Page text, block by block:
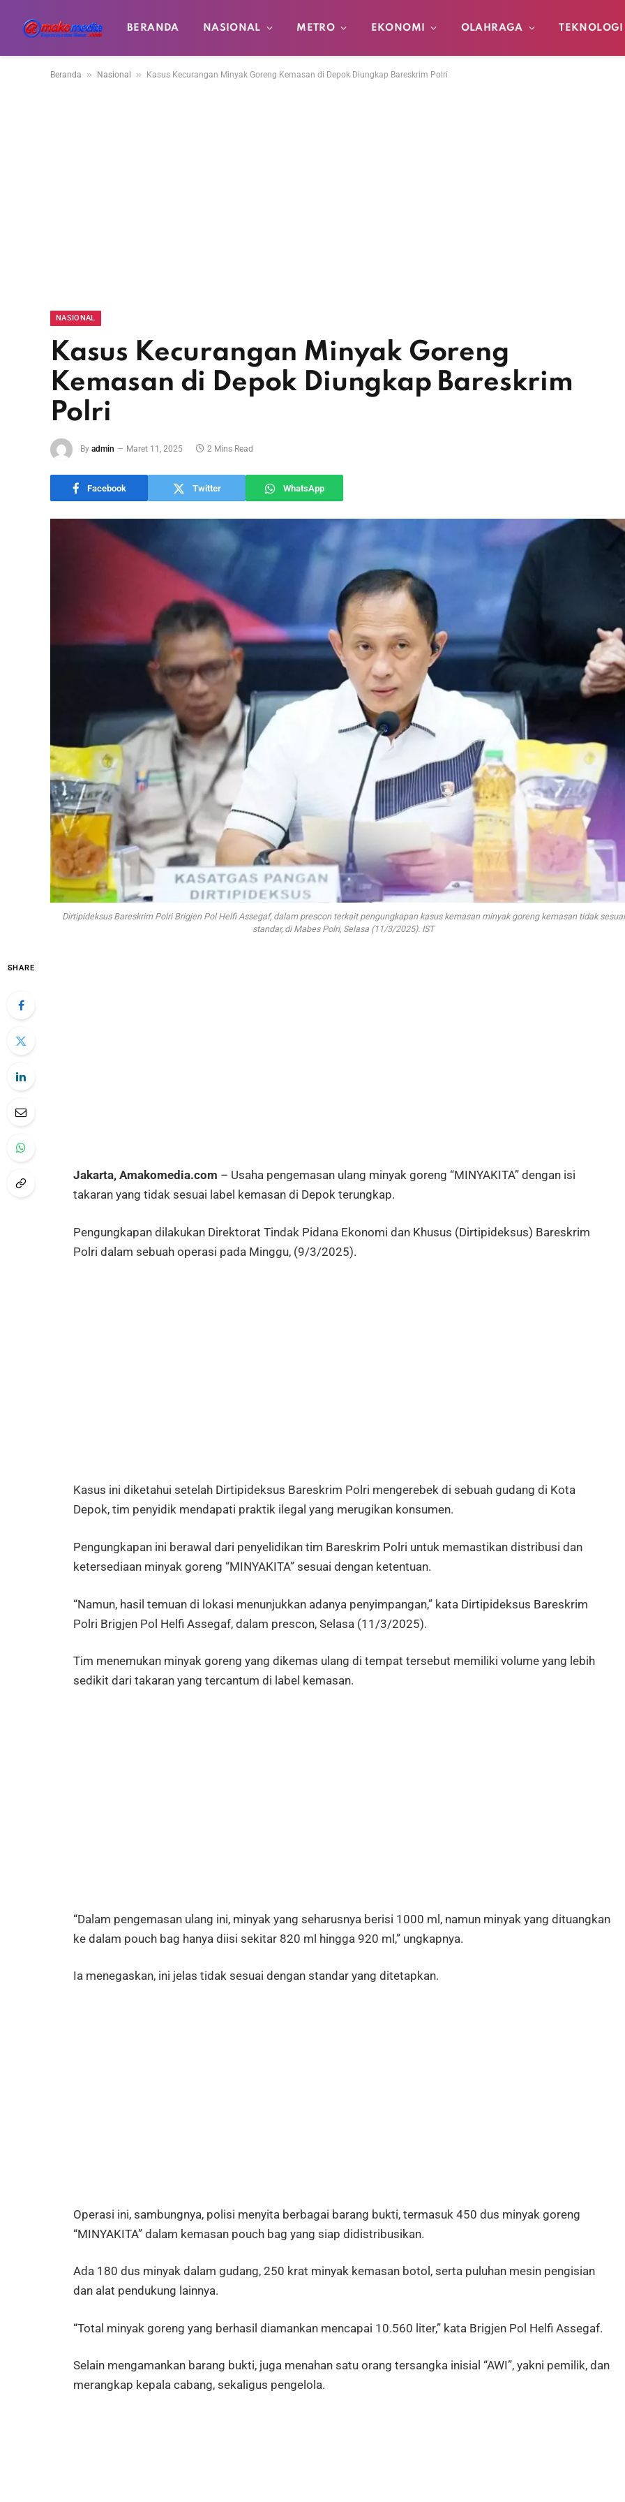
BERANDA NASIONAL METRO EKONOMI OLAHRAGA TEKNOLOGI
Beranda » Nasional » Kasus Kecurangan Minyak Goreng Kemasan di Depok Diungkap Bareskrim Polri
NASIONAL
Kasus Kecurangan Minyak Goreng
Kemasan di Depok Diungkap Bareskrim
Polri
By admin Maret 11, 2025 2 Mins Read
Facebook Twitter WhatsApp
Dirtipideksus Bareskrim Polri Brigjen Pol Helfi Assegaf, dalam prescon terkait pengungkapan kasus kemasan minyak goreng kemasan tidak sesuai
standar, di Mabes Polri, Selasa (11/3/2025). IST
SHARE
Jakarta, Amakomedia.com – Usaha pengemasan ulang minyak goreng “MINYAKITA” dengan isi
takaran yang tidak sesuai label kemasan di Depok terungkap.
Pengungkapan dilakukan Direktorat Tindak Pidana Ekonomi dan Khusus (Dirtipideksus) Bareskrim
Polri dalam sebuah operasi pada Minggu, (9/3/2025).
Kasus ini diketahui setelah Dirtipideksus Bareskrim Polri mengerebek di sebuah gudang di Kota
Depok, tim penyidik mendapati praktik ilegal yang merugikan konsumen.
Pengungkapan ini berawal dari penyelidikan tim Bareskrim Polri untuk memastikan distribusi dan
ketersediaan minyak goreng “MINYAKITA” sesuai dengan ketentuan.
“Namun, hasil temuan di lokasi menunjukkan adanya penyimpangan,” kata Dirtipideksus Bareskrim
Polri Brigjen Pol Helfi Assegaf, dalam prescon, Selasa (11/3/2025).
Tim menemukan minyak goreng yang dikemas ulang di tempat tersebut memiliki volume yang lebih
sedikit dari takaran yang tercantum di label kemasan.
“Dalam pengemasan ulang ini, minyak yang seharusnya berisi 1000 ml, namun minyak yang dituangkan
ke dalam pouch bag hanya diisi sekitar 820 ml hingga 920 ml,” ungkapnya.
Ia menegaskan, ini jelas tidak sesuai dengan standar yang ditetapkan.
Operasi ini, sambungnya, polisi menyita berbagai barang bukti, termasuk 450 dus minyak goreng
“MINYAKITA” dalam kemasan pouch bag yang siap didistribusikan.
Ada 180 dus minyak dalam gudang, 250 krat minyak kemasan botol, serta puluhan mesin pengisian
dan alat pendukung lainnya.
“Total minyak goreng yang berhasil diamankan mencapai 10.560 liter,” kata Brigjen Pol Helfi Assegaf.
Selain mengamankan barang bukti, juga menahan satu orang tersangka inisial “AWI”, yakni pemilik, dan
merangkap kepala cabang, sekaligus pengelola.